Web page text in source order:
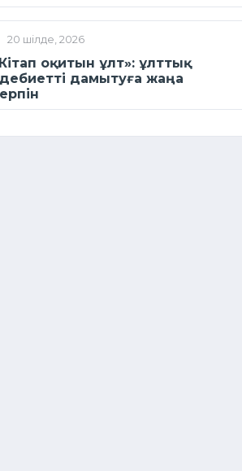
20 шілде, 2026
оқитын ұлт»: ұлттық
дамытуға жаңа